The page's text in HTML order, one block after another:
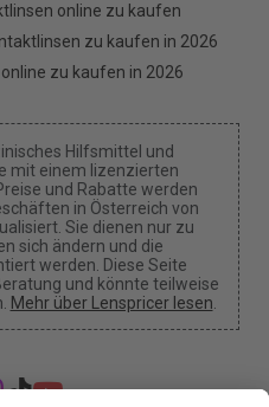
online zu kaufen
zu kaufen in 2026
zu kaufen in 2026
Hilfsmittel und
mit einem lizenzierten
und Rabatte werden
in Österreich von
Sie dienen nur zu
sich ändern und die
werden. Diese Seite
und könnte teilweise
Mehr über Lenspricer lesen